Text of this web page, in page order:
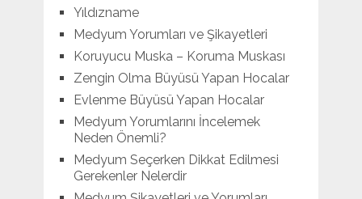
Yıldızname
Medyum Yorumları ve Şikayetleri
Koruyucu Muska – Koruma Muskası
Zengin Olma Büyüsü Yapan Hocalar
Evlenme Büyüsü Yapan Hocalar
Medyum Yorumlarını İncelemek
Neden Önemli?
Medyum Seçerken Dikkat Edilmesi
Gerekenler Nelerdir